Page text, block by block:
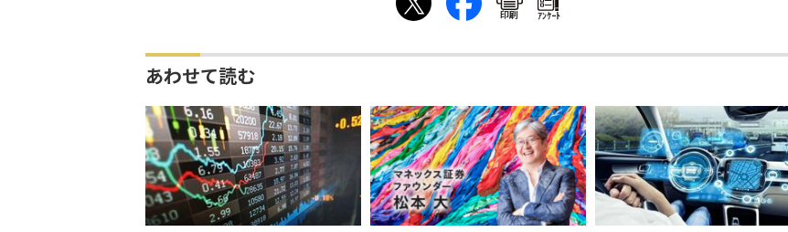
印刷 ｱﾝｹｰﾄ
あわせて読む